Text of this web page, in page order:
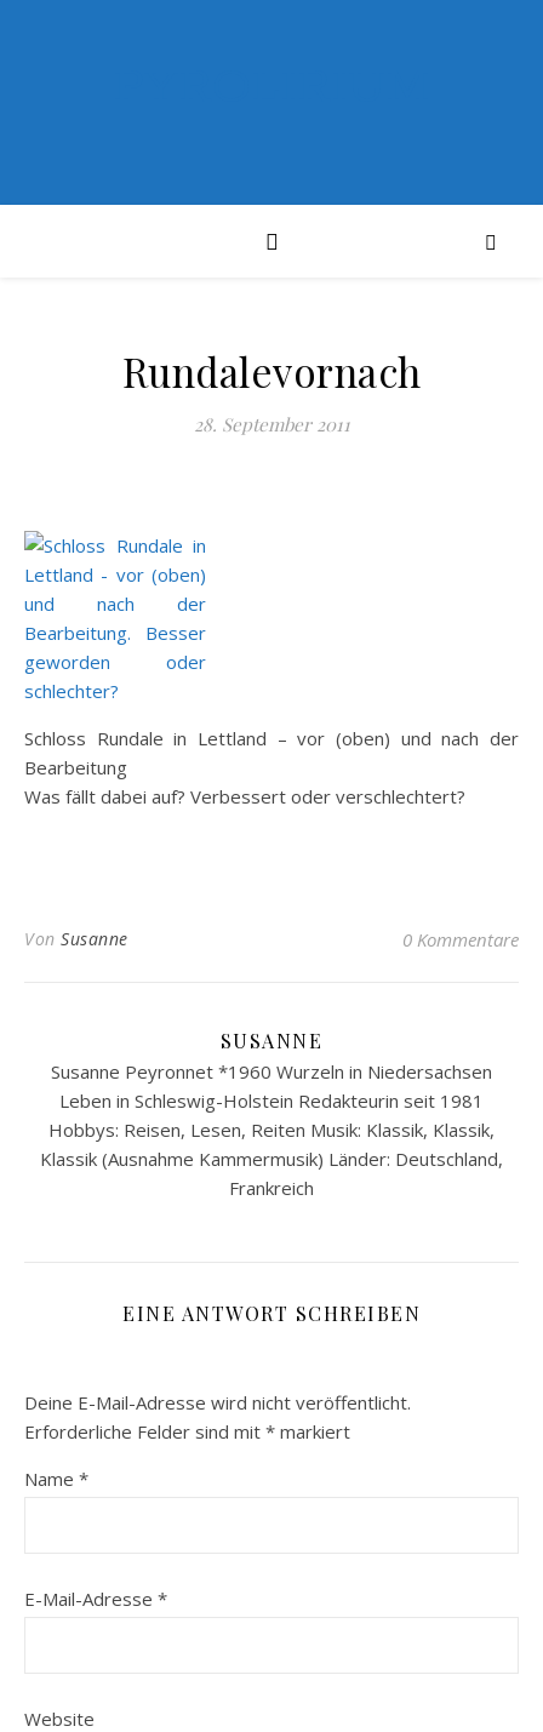
Rundalevornach
28. September 2011
Schloss Rundale in Lettland – vor (oben) und nach der
Bearbeitung
Was fällt dabei auf? Verbessert oder verschlechtert?
Von Susanne 0 Kommentare
SUSANNE
Susanne Peyronnet *1960 Wurzeln in Niedersachsen
Leben in Schleswig-Holstein Redakteurin seit 1981
Hobbys: Reisen, Lesen, Reiten Musik: Klassik, Klassik,
Klassik (Ausnahme Kammermusik) Länder: Deutschland,
Frankreich
EINE ANTWORT SCHREIBEN
Deine E-Mail-Adresse wird nicht veröffentlicht.
Erforderliche Felder sind mit * markiert
Name *
E-Mail-Adresse *
Website